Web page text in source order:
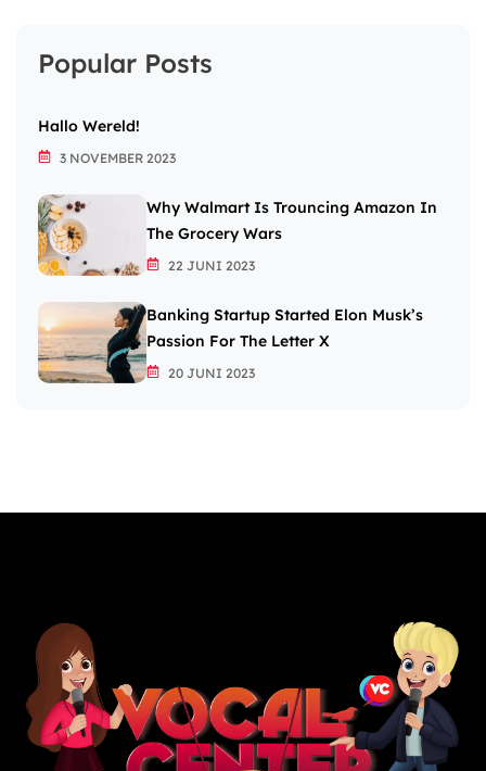
Popular Posts
Hallo Wereld!
3 NOVEMBER 2023
Why Walmart Is Trouncing Amazon In
The Grocery Wars
22 JUNI 2023
Banking Startup Started Elon Musk’s
Passion For The Letter X
20 JUNI 2023